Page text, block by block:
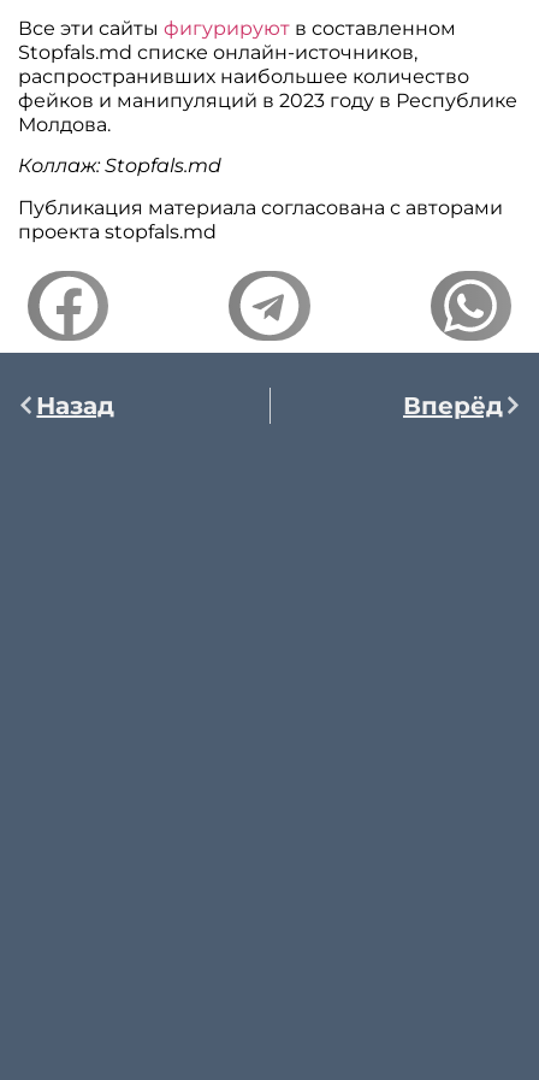
Все эти сайтыфигурируют в составленном
Stopfals.md списке онлайн-источников,
распространивших наибольшее количество
фейков и манипуляций в 2023 году в Республике
Молдова.
Коллаж: Stopfals.md
Публикация материала согласована с авторами
проекта stopfals.md
Назад Вперёд